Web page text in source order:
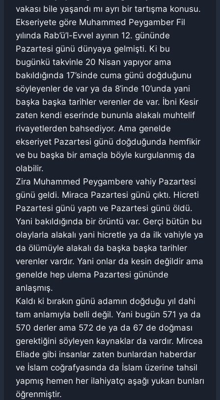
vakası bile yaşandı mı ayrı bir tartışma konusu.
Ekseriyete göre Muhammed Peygamber Fil
yılında Rab’ü’l-Evvel ayının 12. gününde
Pazartesi günü dünyaya gelmişti. Ki bu
bugünkü takvinle 20 Nisan yapıyor ama
bakıldığında 17’sinde cuma günü doğduğunu
söyleyenler de var ya da 8’inde 10’unda yani
başka başka tarihler verenler de var. İbni Kesir
zaten kendi eserinde bununla alakalı muhtelif
rivayetlerden bahsediyor. Ama genelde
ekseriyet Pazartesi günü doğduğunda hemfikir
ve bu başka bir amaçla böyle kurgulanmış da
olabilir.
Zira Muhammed Peygambere vahiy Pazartesi
günü geldi. Miraca Pazartesi günü çıktı. Hicreti
Pazartesi günü yaptı ve Pazartesi günü öldü.
Yani bakıldığında bir örüntü var. Gerçi bütün bu
olaylarla alakalı yani hicretle ya da ilk vahiyle ya
da ölümüyle alakalı da başka başka tarihler
verenler vardır. Yani onlar da kesin değildir ama
genelde hep ulema Pazartesi gününde
anlaşmış.
Kaldı ki bırakın günü adamın doğduğu yıl dahi
tam anlamıyla belli değil. Yani bugün 571 ya da
570 derler ama 572 de ya da 67 de doğması
gerektiğini söyleyen kaynaklar da vardır. Mircea
Eliade gibi insanlar zaten bunlardan haberdar
ve İslam coğrafyasında da İslam üzerine tahsil
yapmış hemen her ilahiyatçı aşağı yukarı bunları
öğrenmiştir.